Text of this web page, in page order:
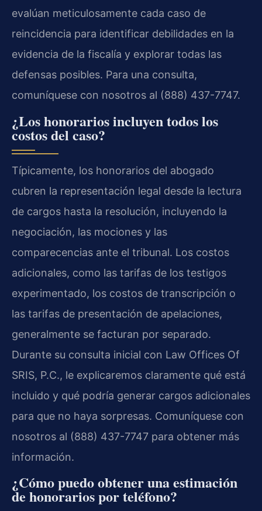
evalúan meticulosamente cada caso de
reincidencia para identificar debilidades en la
evidencia de la fiscalía y explorar todas las
defensas posibles. Para una consulta,
comuníquese con nosotros al (888) 437-7747.
¿Los honorarios incluyen todos los
costos del caso?
Típicamente, los honorarios del abogado
cubren la representación legal desde la lectura
de cargos hasta la resolución, incluyendo la
negociación, las mociones y las
comparecencias ante el tribunal. Los costos
adicionales, como las tarifas de los testigos
experimentado, los costos de transcripción o
las tarifas de presentación de apelaciones,
generalmente se facturan por separado.
Durante su consulta inicial con Law Offices Of
SRIS, P.C., le explicaremos claramente qué está
incluido y qué podría generar cargos adicionales
para que no haya sorpresas. Comuníquese con
nosotros al (888) 437-7747 para obtener más
información.
¿Cómo puedo obtener una estimación
de honorarios por teléfono?